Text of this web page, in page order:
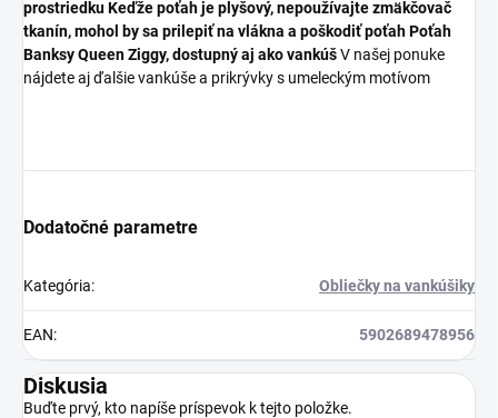
prostriedku Keďže poťah je plyšový, nepoužívajte zmäkčovač
tkanín, mohol by sa prilepiť na vlákna a poškodiť poťah Poťah
Banksy Queen Ziggy, dostupný aj ako vankúšV našej ponuke
nájdete aj ďalšie vankúše a prikrývky s umeleckým motívom
Dodatočné parametre
Kategória: Obliečky na vankúšiky
EAN: 5902689478956
Diskusia
Buďte prvý, kto napíše príspevok k tejto položke.